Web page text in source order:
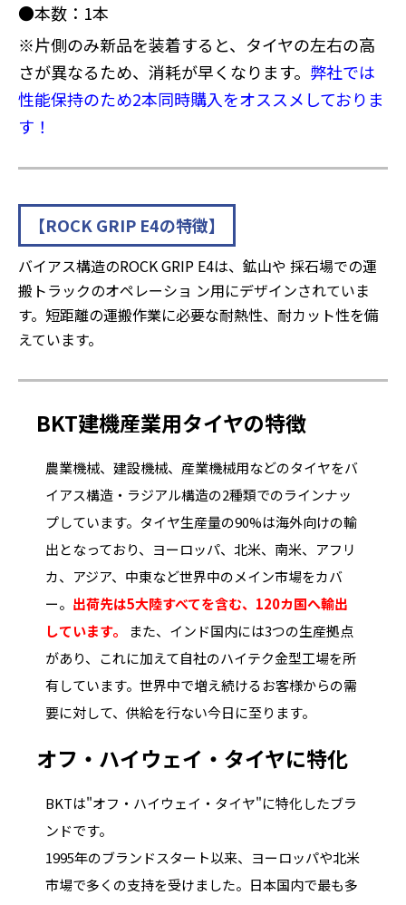
●本数：1本
※片側のみ新品を装着すると、タイヤの左右の高
さが異なるため、消耗が早くなります。 弊社では
性能保持のため2本同時購入をオススメしておりま
す！
【ROCK GRIP E4の特徴】
バイアス構造のROCK GRIP E4は、鉱山や 採石場での運
搬トラックのオペレーショ ン用にデザインされていま
す。短距離の運搬作業に必要な耐熱性、耐カット性を備
えています。
BKT建機産業用タイヤの特徴
農業機械、建設機械、産業機械用などのタイヤをバ
イアス構造・ラジアル構造の2種類でのラインナッ
プしています。タイヤ生産量の90%は海外向けの輸
出となっており、ヨーロッパ、北米、南米、アフリ
カ、アジア、中東など世界中のメイン市場をカバ
ー。 出荷先は5大陸すべてを含む、120カ国へ輸出
しています。
また、インド国内には3つの生産拠点
があり、これに加えて自社のハイテク金型工場を所
有しています。世界中で増え続けるお客様からの需
要に対して、供給を行ない今日に至ります。
オフ・ハイウェイ・タイヤに特化
BKTは"オフ・ハイウェイ・タイヤ"に特化したブラ
ンドです。
1995年のブランドスタート以来、ヨーロッパや北米
市場で多くの支持を受けました。日本国内で最も多